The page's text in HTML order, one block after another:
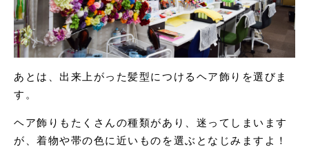
あとは、出来上がった髪型につけるヘア飾りを選びま
す。
ヘア飾りもたくさんの種類があり、迷ってしまいます
が、着物や帯の色に近いものを選ぶとなじみますよ！